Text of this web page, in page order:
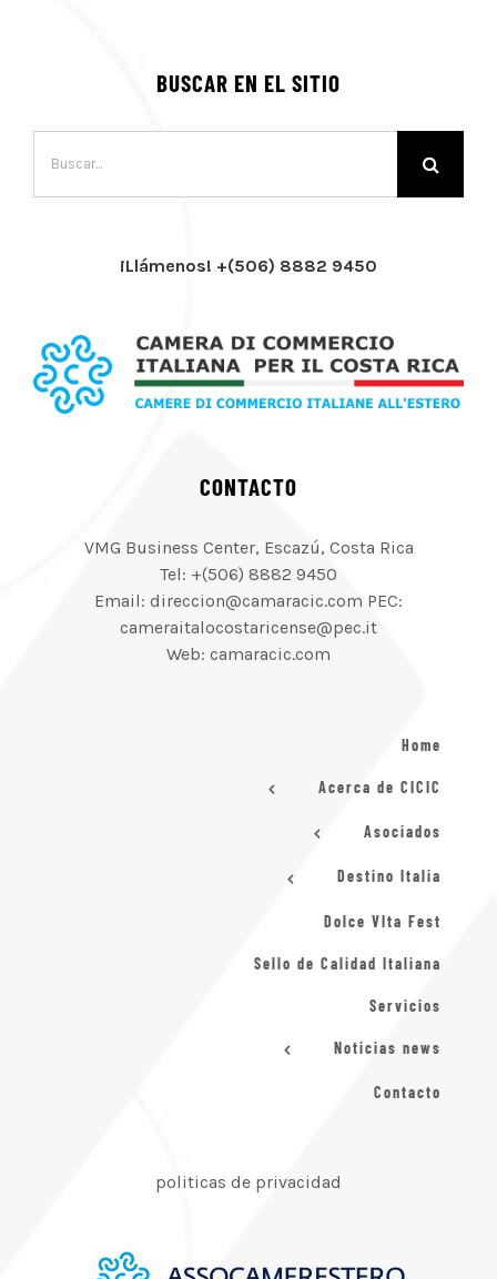
BUSCAR EN EL SITIO
¡Llámenos! +(506) 8882 9450
CONTACTO
VMG Business Center, Escazú, Costa Rica
Tel: +(506) 8882 9450
Email: direccion@camaracic.com PEC:
cameraitalocostaricense@pec.it
Web: camaracic.com
Home
Acerca de CICIC
Asociados
Destino Italia
Dolce VIta Fest
Sello de Calidad Italiana
Servicios
Noticias news
Contacto
politicas de privacidad